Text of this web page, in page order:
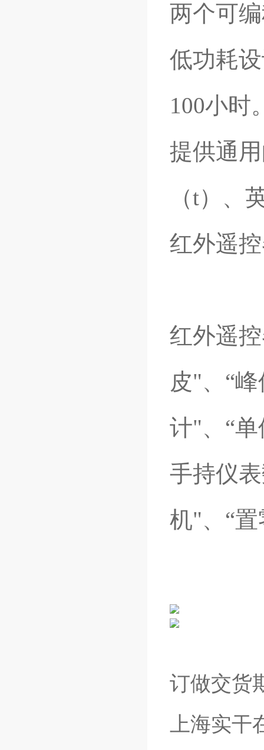
两个可
低功耗
100小时
提供通
（t）、
红外遥
红外遥
皮"、“
计"、“
手持仪
机"、“
订做交货
上海实干